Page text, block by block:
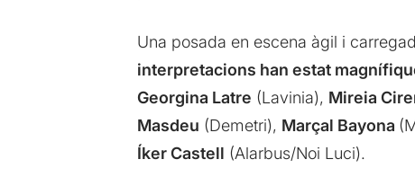
Una posada en escena àgil i
interpretacions han estat
Georgina Latre (Lavinia), Mireia
Masdeu (Demetri), Marçal Bayona
Íker Castell (Alarbus/Noi Luci).